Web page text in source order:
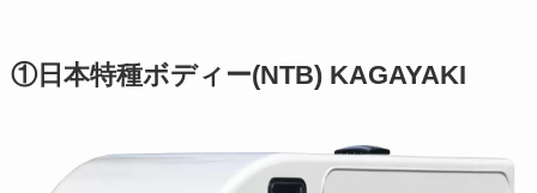
①日本特種ボディー(NTB) KAGAYAKI